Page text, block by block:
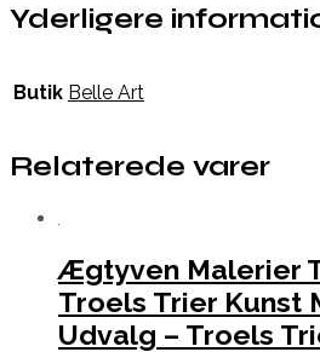
Yderligere
Butik Belle Art
Relaterede varer
Ægtyven Malerier
Troels Trier Kunst
Udvalg – Troels